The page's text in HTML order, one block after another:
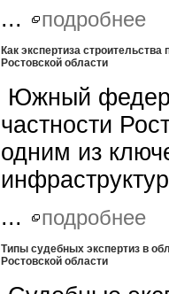
...
подробнее
Как экспертиза
Ростовской области
Южный
частности
одним из
...
подробнее
Типы судебных экспертиз в
Ростовской области